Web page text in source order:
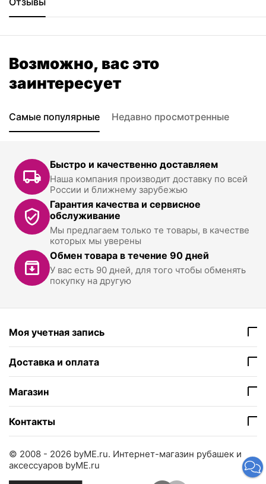
Возможно, вас это
заинтересует
Самые популярные Недавно просмотренные
Быстро и качественно доставляем
Наша компания производит доставку по всей
России и ближнему зарубежью
Гарантия качества и сервисное
обслуживание
Мы предлагаем только те товары, в качестве
которых мы уверены
Обмен товара в течение 90 дней
У вас есть 90 дней, для того чтобы обменять
покупку на другую
Моя учетная запись
Доставка и оплата
Магазин
Контакты
© 2008 - 2026 byME.ru. Интернет-магазин рубашек и
аксессуаров byME.ru